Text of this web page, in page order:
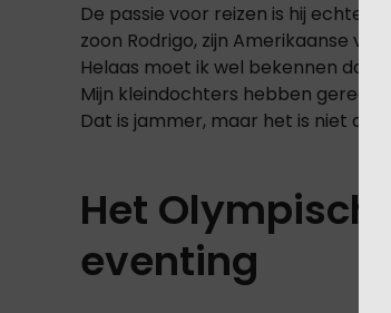
De passie voor reizen is hij echter
zoon Rodrigo, zijn Amerikaanse
Helaas moet ik wel bekennen dat
Mijn kleindochters hebben
Dat is jammer, maar het is niet
Het
eventing